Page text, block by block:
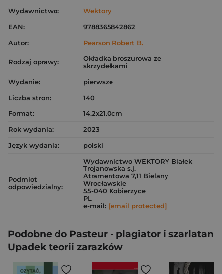
Wydawnictwo:
Wektory
EAN:
9788365842862
Autor:
Pearson Robert B.
Rodzaj oprawy:
Okładka broszurowa ze
skrzydełkami
Wydanie:
pierwsze
Liczba stron:
140
Format:
14.2x21.0cm
Rok wydania:
2023
Język wydania:
polski
Podmiot
odpowiedzialny:
Wydawnictwo WEKTORY Białek
Trojanowska s.j.
Atramentowa 7,11 Bielany
Wrocławskie
55-040 Kobierzyce
PL
e-mail: [email protected]
Podobne do Pasteur - plagiator i szarlatan
Upadek teorii zarazków